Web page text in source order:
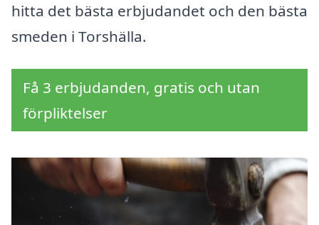
hitta det bästa erbjudandet och den bästa
smeden i Torshälla.
Få 3 erbjudanden, gratis och utan
förpliktelser